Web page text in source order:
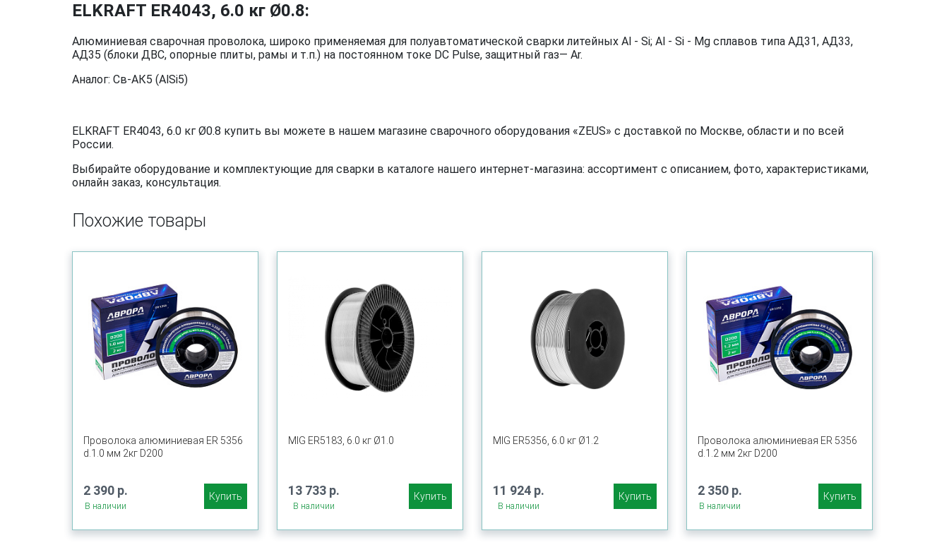
ELKRAFT ER4043, 6.0 кг Ø0.8:
Алюминиевая сварочная проволока, широко применяемая для полуавтоматической сварки литейных Al - Si; Al - Si - Mg сплавов типа АД31, АД33,
АД35 (блоки ДВС, опорные плиты, рамы и т.п.) на постоянном токе DC Pulse, защитный газ— Ar.
Аналог: Св-АК5 (AlSi5)
ELKRAFT ER4043, 6.0 кг Ø0.8 купить вы можете в нашем магазине сварочного оборудования «ZEUS» с доставкой по Москве, области и по всей
России.
Выбирайте оборудование и комплектующие для сварки в каталоге нашего интернет-магазина: ассортимент с описанием, фото, характеристиками,
онлайн заказ, консультация.
Похожие товары
Проволока алюминиевая ER 5356
d.1.0 мм 2кг D200
2 390 р.
В наличии
Купить
MIG ER5183, 6.0 кг Ø1.0
13 733 р.
В наличии
Купить
MIG ER5356, 6.0 кг Ø1.2
11 924 р.
В наличии
Купить
Проволока алюминиевая ER 5356
d.1.2 мм 2кг D200
2 350 р.
В наличии
Купить